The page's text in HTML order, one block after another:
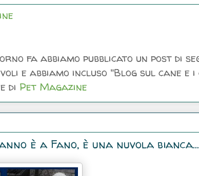
fa abbiamo pubblicato un post di
e abbiamo incluso "Blog sul cane e i
di Pet Magazine
è a Fano, è una nuvola